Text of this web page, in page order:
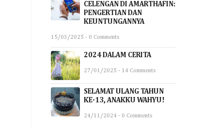
CELENGAN DI AMARTHAFIN:
PENGERTIAN DAN
KEUNTUNGANNYA
15/03/2025 - 0 Comments
2024 DALAM CERITA
27/01/2025 - 14 Comments
SELAMAT ULANG TAHUN
KE-13, ANAKKU WAHYU!
24/11/2024 - 0 Comments